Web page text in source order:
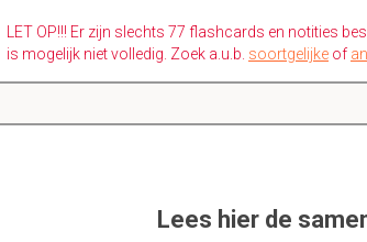
LET OP!!! Er zijn slechts 77 flashcards en notities
is mogelijk niet volledig. Zoek a.u.b. soortgelijke of
Lees hier de